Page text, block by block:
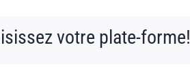
votre plate-forme!